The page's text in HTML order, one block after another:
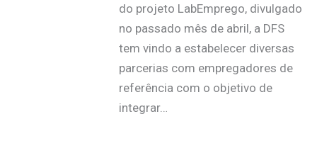
do projeto LabEmprego, divulgado
no passado mês de abril, a DFS
tem vindo a estabelecer diversas
parcerias com empregadores de
referência com o objetivo de
integrar…